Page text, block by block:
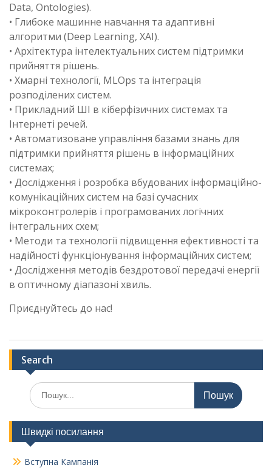
Data, Ontologies).
• Глибоке машинне навчання та адаптивні
алгоритми (Deep Learning, XAI).
• Архітектура інтелектуальних систем підтримки
прийняття рішень.
• Хмарні технології, MLOps та інтеграція
розподілених систем.
• Прикладний ШІ в кіберфізичних системах та
Інтернеті речей.
• Автоматизоване управління базами знань для
підтримки прийняття рішень в інформаційних
системах;
• Дослідження і розробка вбудованих інформаційно-
комунікаційних систем на базі сучасних
мікроконтролерів і програмованих логічних
інтегральних схем;
• Методи та технології підвищення ефективності та
надійності функціонування інформаційних систем;
• Дослідження методів бездротової передачі енергії
в оптичному діапазоні хвиль.
Приєднуйтесь до нас!
Search
Шукати:
Швидкі посилання
Вступна Кампанія